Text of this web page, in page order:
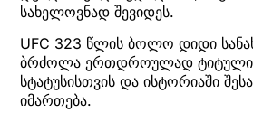
სახელოვნად შევიდეს.
UFC 323 წლის ბოლო დიდი
ბრძოლა ერთდროულად
სტატუსისთვის და ისტორიაში
იმართება.